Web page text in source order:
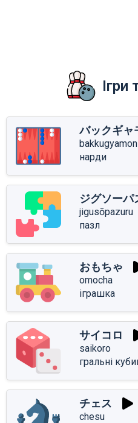
Ігри
バックギャ
bakkugyamon
нарди
ジグソーパ
jigusōpazuru
пазл
おもちゃ
omocha
іграшка
サイコロ
saikoro
гральні
チェス
chesu